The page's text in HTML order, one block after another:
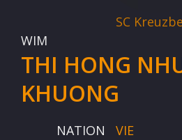
SC
WIM
THI HONG
KHUONG
NATION
VIE